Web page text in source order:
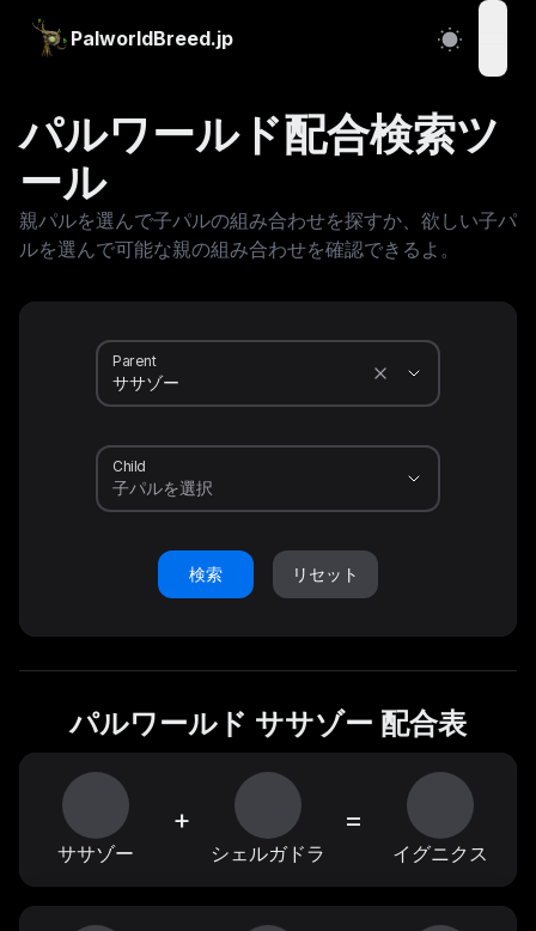
PalworldBreed.jp
パルワールド配合検索ツ
ール
親パルを選んで子パルの組み合わせを探すか、欲しい子パ
ルを選んで可能な親の組み合わせを確認できるよ。
Parent
Child
検索 リセット
パルワールド ササゾー 配合表
ササゾー
+
シェルガドラ
=
イグニクス